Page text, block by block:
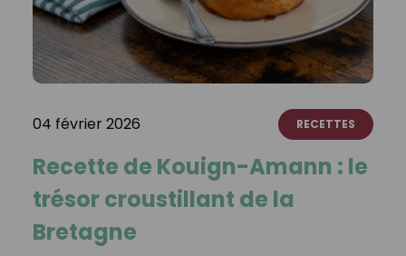
04 février 2026 RECETTES
Recette de Kouign-Amann : le
trésor croustillant de la
Bretagne